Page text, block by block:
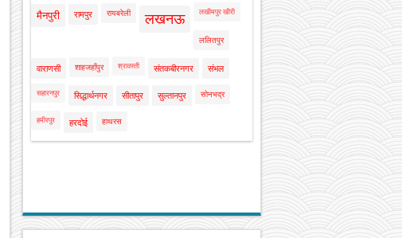
मैनपुरी रामपुर रायबरेली लखनऊ लखीमपुर खीरी
ललितपुर
वाराणसी शाहजहाँपुर श्रावस्ती संतकबीरनगर संभल
सहारनपुर सिद्धार्थनगर सीतापुर सुल्तानपुर सोनभद्र
हमीरपुर हरदोई हाथरस